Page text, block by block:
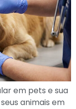
em pets e sua
animais em